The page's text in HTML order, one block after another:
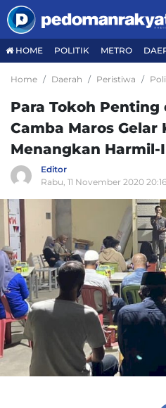
HOME POLITIK METRO
Home Daerah Peristiwa
Para Tokoh Penting
Camba Maros Gelar
Menangkan Harmil-
Editor
Rabu, 11 November 2020 20:16